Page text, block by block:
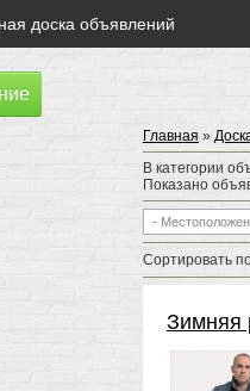
доска объявлений
Главная »
В категории
Показано
Сортировать
Зимняя